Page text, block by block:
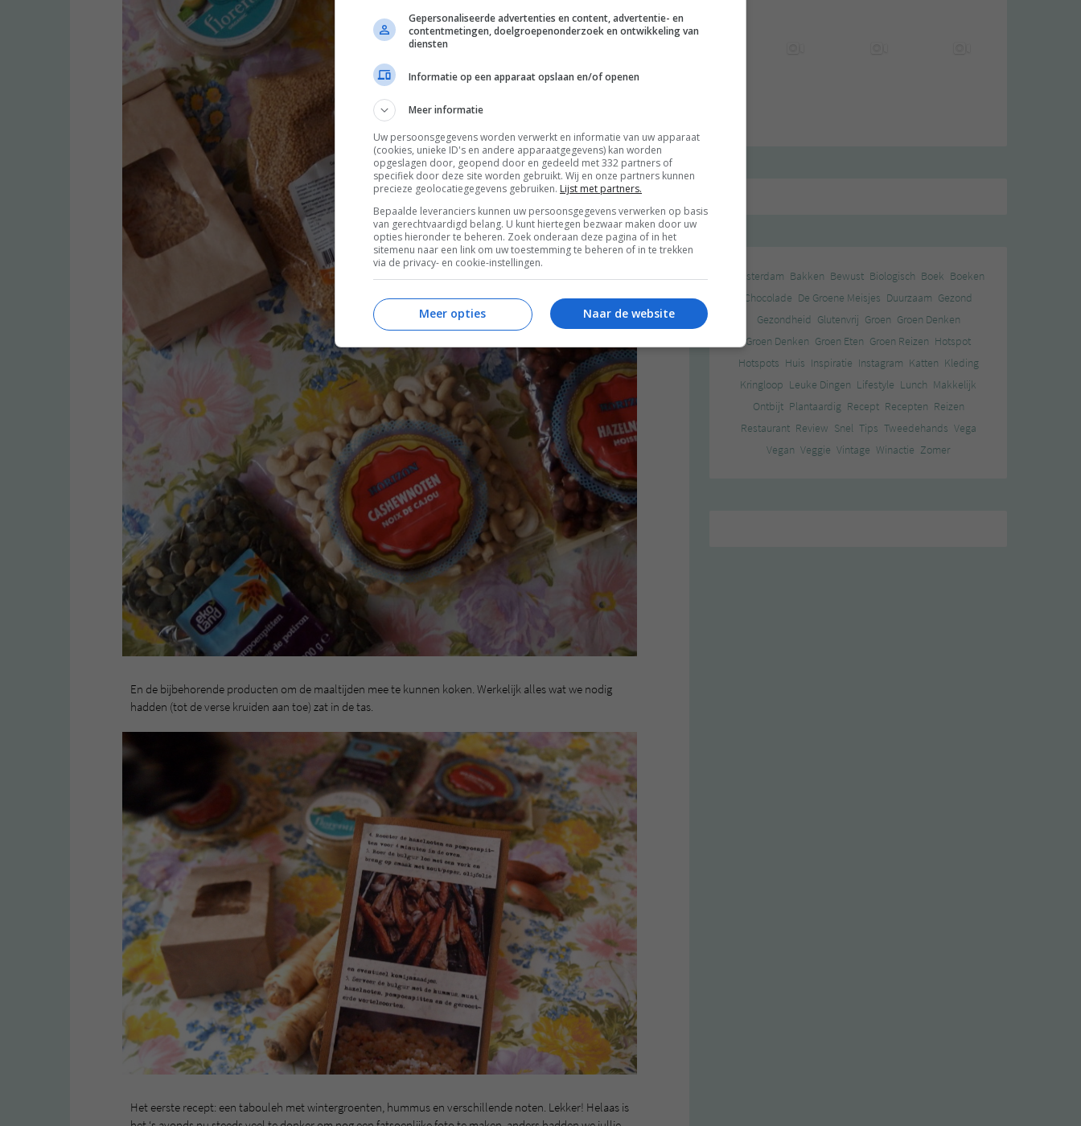
En de bijbehorende producten om de maaltijden mee te kunnen koken. Werkelijk alles wat we nodig
hadden (tot de verse kruiden aan toe) zat in de tas.
Het eerste recept: een tabouleh met wintergroenten, hummus en verschillende noten. Lekker! Helaas is
Amsterdam Bakken Bewust Biologisch Boek Boeken
Chocolade De Groene Meisjes Duurzaam Gezond
Gezondheid Glutenvrij Groen Groen Denken
Groen Denken Groen Eten Groen Reizen Hotspot
Hotspots Huis Inspiratie Instagram Katten Kleding
Kringloop Leuke Dingen Lifestyle Lunch Makkelijk
Ontbijt Plantaardig Recept Recepten Reizen
Restaurant Review Snel Tips Tweedehands Vega
Vegan Veggie Vintage Winactie Zomer
Gepersonaliseerde advertenties en content, advertentie- en
contentmetingen, doelgroepenonderzoek en ontwikkeling van
diensten
Informatie op een apparaat opslaan en/of openen
Meer informatie
Uw persoonsgegevens worden verwerkt en informatie van uw apparaat
(cookies, unieke ID's en andere apparaatgegevens) kan worden
opgeslagen door, geopend door en gedeeld met 332 partners of
specifiek door deze site worden gebruikt. Wij en onze partners kunnen
precieze geolocatiegegevens gebruiken. Lijst met partners.
Bepaalde leveranciers kunnen uw persoonsgegevens verwerken op basis
van gerechtvaardigd belang. U kunt hiertegen bezwaar maken door uw
opties hieronder te beheren. Zoek onderaan deze pagina of in het
sitemenu naar een link om uw toestemming te beheren of in te trekken
via de privacy- en cookie-instellingen.
Naar de website
Meer opties